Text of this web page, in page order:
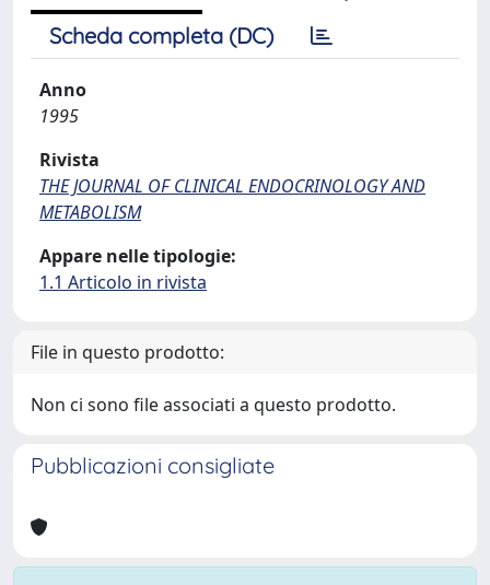
Scheda completa (DC)
Anno
1995
Rivista
THE JOURNAL OF CLINICAL ENDOCRINOLOGY AND
METABOLISM
Appare nelle tipologie:
1.1 Articolo in rivista
File in questo prodotto:
Non ci sono file associati a questo prodotto.
Pubblicazioni consigliate